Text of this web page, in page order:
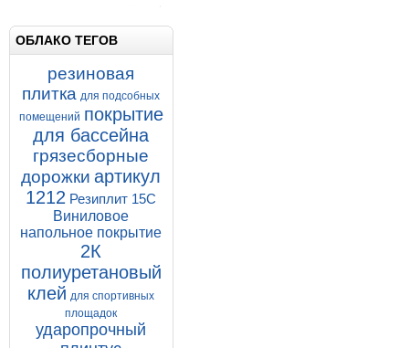
ОБЛАКО ТЕГОВ
резиновая
плитка для подсобных
помещений покрытие
для бассейна
грязесборные
дорожки артикул
1212 Резиплит 15С
Виниловое
напольное покрытие
2К
полиуретановый
клей для спортивных
площадок
ударопрочный